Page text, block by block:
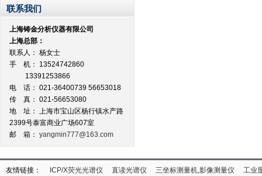
联系我们
上海铸金分析仪器有限公司
上海总部：
联系人： 杨女士
手 机： 13524742860
13391253866
电 话： 021-36400739 56653018
传 真： 021-56653080
地 址： 上海市宝山区杨行镇水产路
2399号泰富商业广场607室
邮 箱： yangmin777@163.com
友情链接： ICP/X荧光光谱仪 直读光谱仪 三坐标测量机,影像测量仪 工业